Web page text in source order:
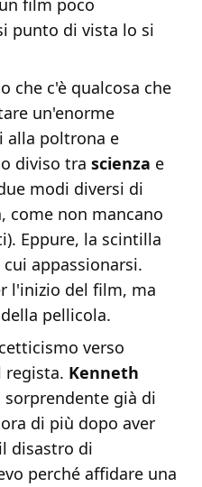
film poco
punto di vista lo si
che c'è qualcosa che
un'enorme
alla poltrona e
diviso tra scienza e
modi diversi di
come non mancano
Eppure, la scintilla
appassionarsi.
l'inizio del film, ma
pellicola.
verso
regista. Kenneth
sorprendente già di
di più dopo aver
disastro di
perché affidare una